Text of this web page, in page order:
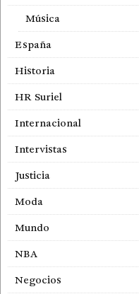
Música
España
Historia
HR Suriel
Internacional
Intervistas
Justicia
Moda
Mundo
NBA
Negocios